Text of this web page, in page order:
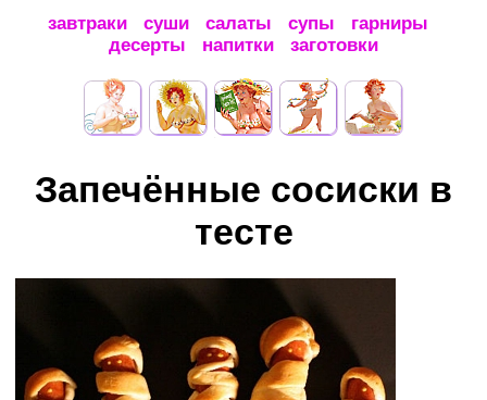
завтраки суши салаты супы
гарниры
десерты
напитки заготовки
Запечённые сосиски в
тесте